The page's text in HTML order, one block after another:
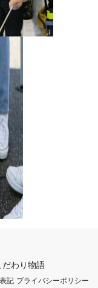
わり物語
記 プライバシーポリシー